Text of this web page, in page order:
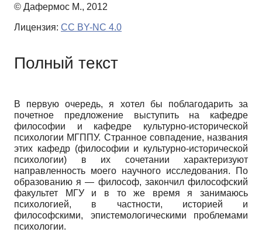
© Дафермос М., 2012
Лицензия: CC BY-NC 4.0
Полный текст
В первую очередь, я хотел бы поблагодарить за
почетное предложение выступить на кафедре
философии и кафедре культурно-исторической
психологии МГППУ. Странное совпадение, названия
этих кафедр (философии и культурно-исторической
психологии) в их сочетании характеризуют
направленность моего научного исследования. По
образованию я — философ, закончил философский
факультет МГУ и в то же время я занимаюсь
психологией, в частности, историей и
философскими, эпистемологическими проблемами
психологии.